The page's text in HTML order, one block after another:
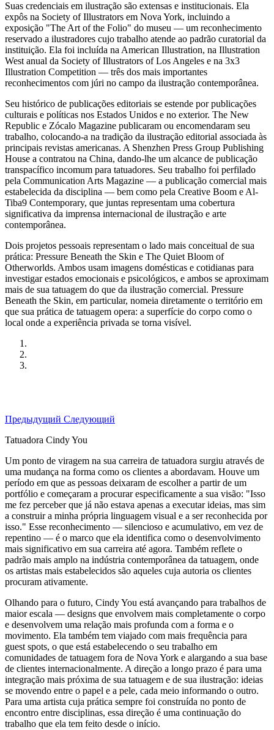
Suas credenciais em ilustração são extensas e institucionais. Ela
expôs na Society of Illustrators em Nova York, incluindo a
exposição "The Art of the Folio" do museu — um reconhecimento
reservado a ilustradores cujo trabalho atende ao padrão curatorial da
instituição. Ela foi incluída na American Illustration, na Illustration
West anual da Society of Illustrators of Los Angeles e na 3x3
Illustration Competition — três dos mais importantes
reconhecimentos com júri no campo da ilustração contemporânea.
Seu histórico de publicações editoriais se estende por publicações
culturais e políticas nos Estados Unidos e no exterior. The New
Republic e Zócalo Magazine publicaram ou encomendaram seu
trabalho, colocando-a na tradição da ilustração editorial associada às
principais revistas americanas. A Shenzhen Press Group Publishing
House a contratou na China, dando-lhe um alcance de publicação
transpacífico incomum para tatuadores. Seu trabalho foi perfilado
pela Communication Arts Magazine — a publicação comercial mais
estabelecida da disciplina — bem como pela Creative Boom e Al-
Tiba9 Contemporary, que juntas representam uma cobertura
significativa da imprensa internacional de ilustração e arte
contemporânea.
Dois projetos pessoais representam o lado mais conceitual de sua
prática: Pressure Beneath the Skin e The Quiet Bloom of
Otherworlds. Ambos usam imagens domésticas e cotidianas para
investigar estados emocionais e psicológicos, e ambos se aproximam
mais de sua tatuagem do que da ilustração comercial. Pressure
Beneath the Skin, em particular, nomeia diretamente o território em
que sua prática de tatuagem opera: a superfície do corpo como o
local onde a experiência privada se torna visível.
Предыдущий Следующий
Tatuadora Cindy You
Um ponto de viragem na sua carreira de tatuadora surgiu através de
uma mudança na forma como os clientes a abordavam. Houve um
período em que as pessoas deixaram de escolher a partir de um
portfólio e começaram a procurar especificamente a sua visão: "Isso
me fez perceber que já não estava apenas a executar ideias, mas sim
a construir a minha própria linguagem visual e a ser reconhecida por
isso." Esse reconhecimento — silencioso e acumulativo, em vez de
repentino — é o marco que ela identifica como o desenvolvimento
mais significativo em sua carreira até agora. Também reflete o
padrão mais amplo na indústria contemporânea da tatuagem, onde
os artistas mais estabelecidos são aqueles cuja autoria os clientes
procuram ativamente.
Olhando para o futuro, Cindy You está avançando para trabalhos de
maior escala — designs que envolvem mais completamente o corpo
e desenvolvem uma relação mais profunda com a forma e o
movimento. Ela também tem viajado com mais frequência para
guest spots, o que está estabelecendo o seu trabalho em
comunidades de tatuagem fora de Nova York e alargando a sua base
de clientes internacionalmente. A direção a longo prazo é para uma
integração mais próxima de sua tatuagem e de sua ilustração: ideias
se movendo entre o papel e a pele, cada meio informando o outro.
Para uma artista cuja prática sempre foi construída no ponto de
encontro entre disciplinas, essa direção é uma continuação do
trabalho que ela tem feito desde o início.